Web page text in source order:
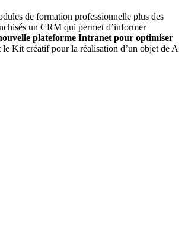
de formation professionnelle plus des
un CRM qui permet d’informer
plateforme Intranet pour optimiser
Kit créatif pour la réalisation d’un objet de A